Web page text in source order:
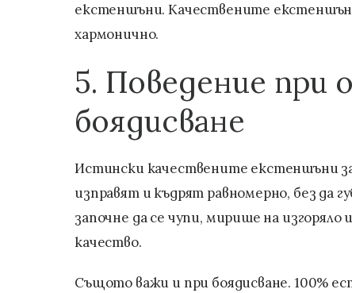
екстеншъни. Качествените
хармонично.
5. Поведение при
боядисване
Истински качествените екстеншъни
изправят и къдрят равномерно, без да
започне да се чупи, мирише на изгоряло
качество.
Същото важи и при боядисване. 100%